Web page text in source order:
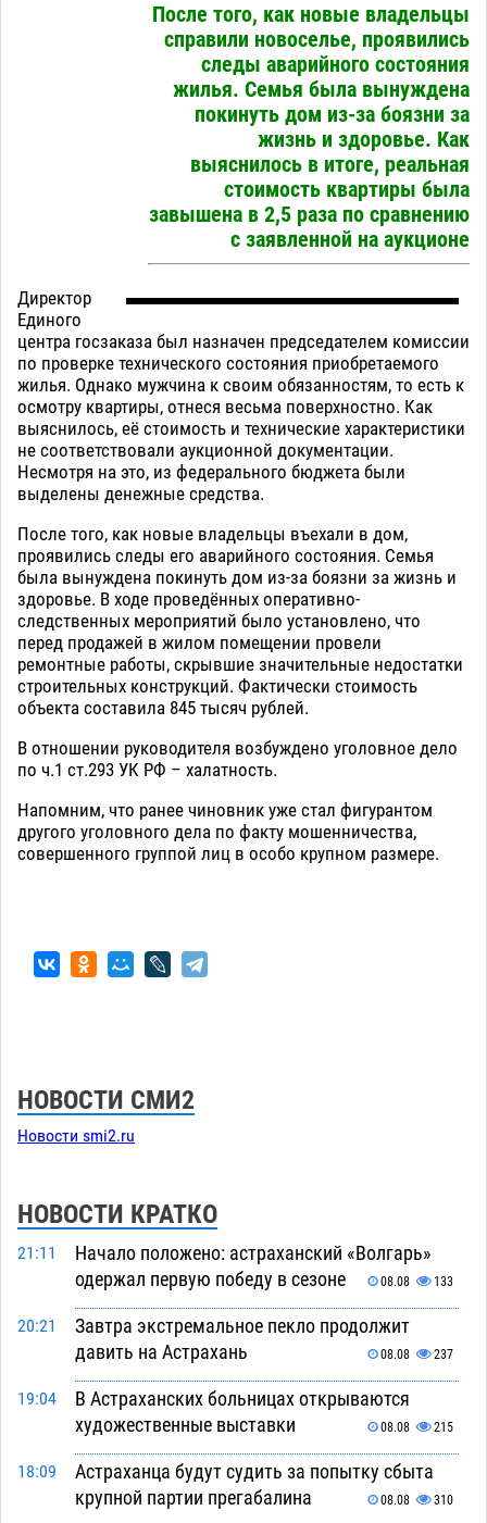
После того, как новые владельцы
справили новоселье, проявились
следы аварийного состояния
жилья. Семья была вынуждена
покинуть дом из-за боязни за
жизнь и здоровье. Как
выяснилось в итоге, реальная
стоимость квартиры была
завышена в 2,5 раза по сравнению
с заявленной на аукционе
Директор
Единого
центра госзаказа был назначен председателем комиссии
по проверке технического состояния приобретаемого
жилья. Однако мужчина к своим обязанностям, то есть к
осмотру квартиры, отнеся весьма поверхностно. Как
выяснилось, её стоимость и технические характеристики
не соответствовали аукционной документации.
Несмотря на это, из федерального бюджета были
выделены денежные средства.
После того, как новые владельцы въехали в дом,
проявились следы его аварийного состояния. Семья
была вынуждена покинуть дом из-за боязни за жизнь и
здоровье. В ходе проведённых оперативно-
следственных мероприятий было установлено, что
перед продажей в жилом помещении провели
ремонтные работы, скрывшие значительные недостатки
строительных конструкций. Фактически стоимость
объекта составила 845 тысяч рублей.
В отношении руководителя возбуждено уголовное дело
по ч.1 ст.293 УК РФ – халатность.
Напомним, что ранее чиновник уже стал фигурантом
другого уголовного дела по факту мошенничества,
совершенного группой лиц в особо крупном размере.
НОВОСТИ СМИ2
Новости smi2.ru
НОВОСТИ КРАТКО
21:11
Начало положено: астраханский «Волгарь»
одержал первую победу в сезоне
08.08 133
20:21
Завтра экстремальное пекло продолжит
давить на Астрахань
08.08 237
19:04
В Астраханских больницах открываются
художественные выставки
08.08 215
18:09
Астраханца будут судить за попытку сбыта
крупной партии прегабалина
08.08 310